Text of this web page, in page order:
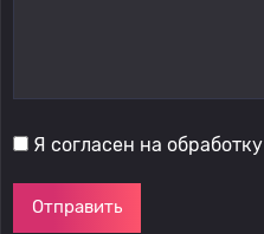
Я согласен на обработку
Отправить